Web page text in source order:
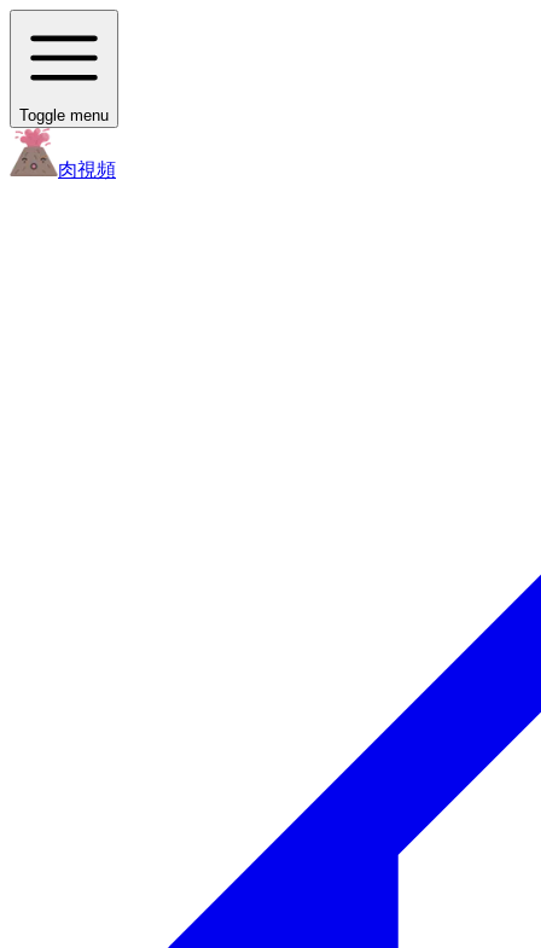
Toggle menu
肉視頻